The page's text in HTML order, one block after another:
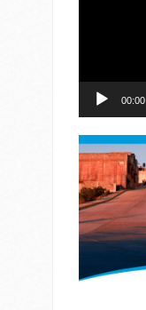
00:00